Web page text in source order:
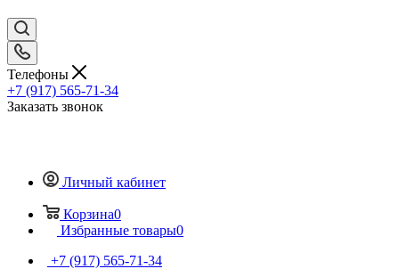
Телефоны
+7 (917) 565-71-34
Заказать звонок
Личный кабинет
Корзина0
Избранные товары0
+7 (917) 565-71-34